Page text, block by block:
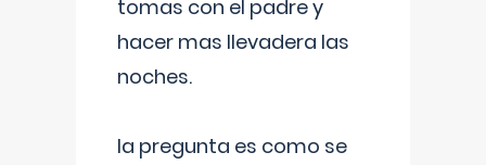
tomas con el padre y
hacer mas llevadera las
noches.
la pregunta es como se